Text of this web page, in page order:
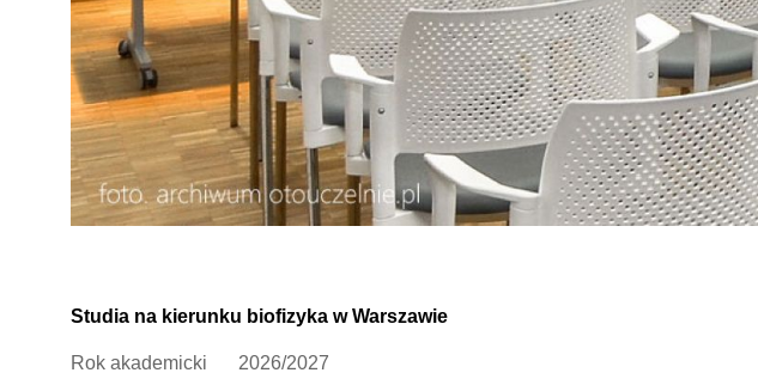
Studia na kierunku biofizyka w Warszawie
Rok akademicki 2026/2027